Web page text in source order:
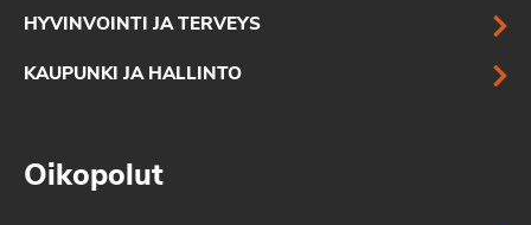
HYVINVOINTI JA TERVEYS
KAUPUNKI JA HALLINTO
Oikopolut